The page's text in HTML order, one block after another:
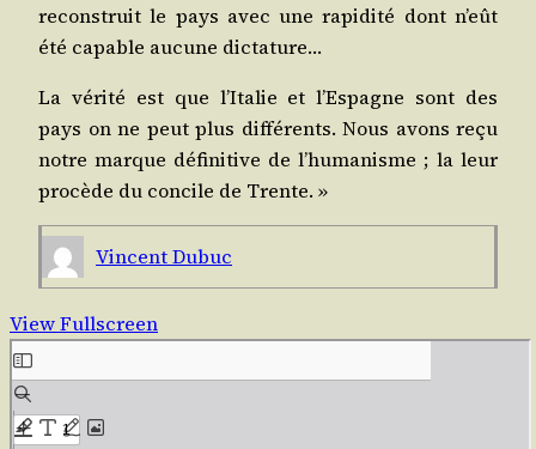
recons­truit le pays avec une rapi­di­té dont n’eût
été capable aucune dictature…
La véri­té est que l’Italie et l’Espagne sont des
pays on ne peut plus dif­fé­rents. Nous avons reçu
notre marque défi­ni­tive de l’humanisme ; la leur
pro­cède du concile de Trente. »
Vincent Dubuc
View Fullscreen